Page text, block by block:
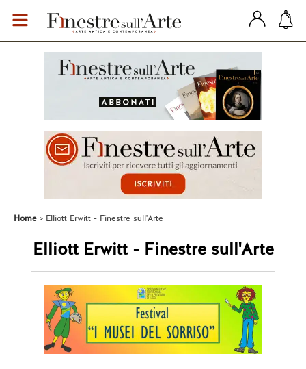
Home Elliott Erwitt - Finestre sull'Arte
Elliott Erwitt - Finestre sull'Arte